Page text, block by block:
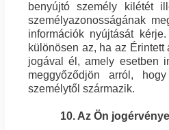
benyújtó személy kilétét
személyazonosságának
információk nyújtását
különösen az, ha az
jogával él, amely esetben
meggyőződjön arról,
személytől származik.
10. Az Ön